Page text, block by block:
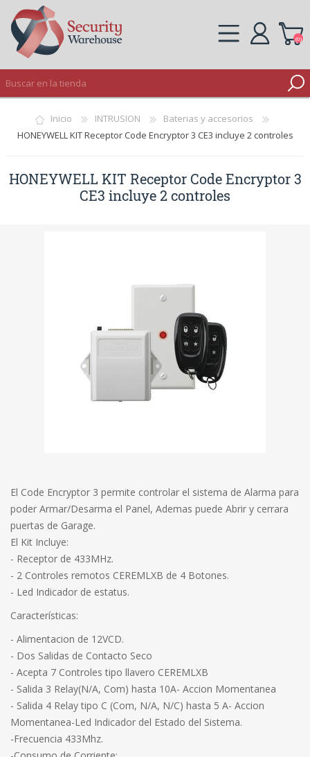
INICIAR SESIÓN
(0)
Inicio INTRUSION
Baterias y accesorios
HONEYWELL KIT Receptor Code Encryptor 3 CE3 incluye 2 controles
HONEYWELL KIT Receptor Code Encryptor 3
CE3 incluye 2 controles
El Code Encryptor 3 permite controlar el sistema de Alarma para
poder Armar/Desarma el Panel, Ademas puede Abrir y cerrara
puertas de Garage.
El Kit Incluye:
- Receptor de 433MHz.
- 2 Controles remotos CEREMLXB de 4 Botones.
- Led Indicador de estatus.
Características:
- Alimentacion de 12VCD.
- Dos Salidas de Contacto Seco
- Acepta 7 Controles tipo llavero CEREMLXB
- Salida 3 Relay(N/A, Com) hasta 10A- Accion Momentanea
- Salida 4 Relay tipo C (Com, N/A, N/C) hasta 5 A- Accion
Momentanea-Led Indicador del Estado del Sistema.
-Frecuencia 433Mhz.